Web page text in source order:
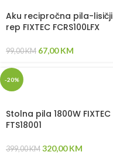
Aku recipročna pila-lisičji
rep FIXTEC FCRS100LFX
99,00KM 67,00KM
-20%
Stolna pila 1800W FIXTEC
FTS18001
399,00KM 320,00KM